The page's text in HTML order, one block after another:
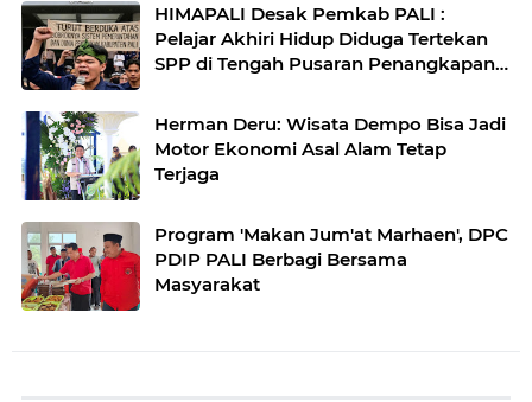
HIMAPALI Desak Pemkab PALI :
Pelajar Akhiri Hidup Diduga Tertekan
SPP di Tengah Pusaran Penangkapan
Beasiswa yang Mati Suri
Herman Deru: Wisata Dempo Bisa Jadi
Motor Ekonomi Asal Alam Tetap
Terjaga
Program 'Makan Jum'at Marhaen', DPC
PDIP PALI Berbagi Bersama
Masyarakat